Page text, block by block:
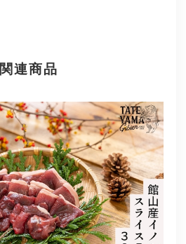
関連商品